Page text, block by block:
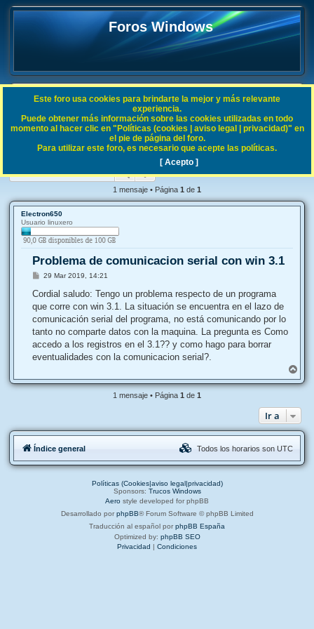
Foros Windows
FAQ
Índice general Sistemas Operativos Microsoft Windows 3.1 / NT 4
B
r
Problema de comunicacion serial con win 3.1
BuscarBúsqueda avanzada
1 mensaje • Página 1 de 1
Electron650
Usuario linuxero
Problema de comunicacion serial con win 3.1
M
n
a
j
29 Mar 2019, 14:21
Cordial saludo: Tengo un problema respecto de un programa
que corre con win 3.1. La situación se encuentra en el lazo de
comunicación serial del programa, no está comunicando por lo
tanto no comparte datos con la maquina. La pregunta es Como
accedo a los registros en el 3.1?? y como hago para borrar
eventualidades con la comunicacion serial?.
r
r
b
1 mensaje • Página 1 de 1
Ir a
Este foro usa cookies para brindarte la mejor y más relevante
experiencia.
Puede obtener más información sobre las cookies utilizadas en todo
momento al hacer clic en "Políticas (cookies | aviso legal | privacidad)" en
el pie de página del foro.
Para utilizar este foro, es necesario que acepte las políticas.
[ Acepto ]
Índice general Todos los horarios son UTC
Políticas (Cookies|aviso legal|privacidad)
Sponsors: Trucos Windows
Aero style developed for phpBB
Desarrollado por phpBB® Forum Software © phpBB Limited
Traducción al español por phpBB España
Optimized by: phpBB SEO
Privacidad | Condiciones